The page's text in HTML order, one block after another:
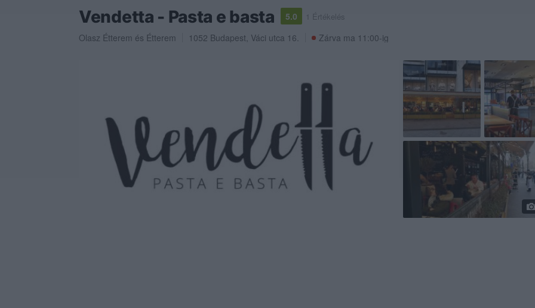
Vendetta - Pasta e basta 5.0 1 Értékelés
Olasz Étterem és Étterem 1052 Budapest, Váci utca 16. Zárva ma 11:00-ig